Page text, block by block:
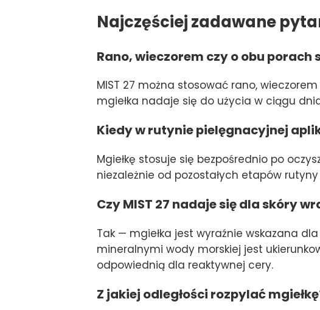
Najczęściej zadawane
Rano, wieczorem czy o obu porach
MIST 27 można stosować rano,
mgiełka nadaje się do użycia w ciągu
Kiedy w rutynie pielęgnacyjnej
Mgiełkę stosuje się bezpośrednio po
niezależnie od pozostałych etapów
Czy MIST 27 nadaje się dla skóry
Tak — mgiełka jest wyraźnie wskazana
mineralnymi wody morskiej jest
odpowiednią dla reaktywnej cery.
Z jakiej odległości rozpylać